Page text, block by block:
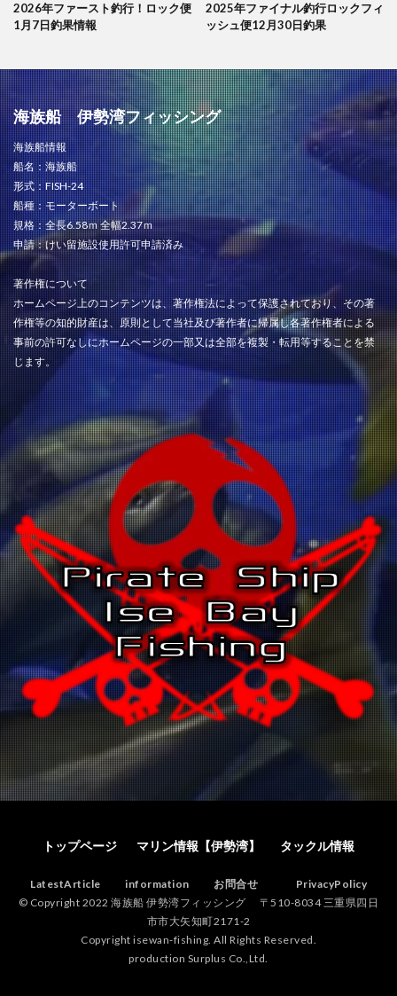
2026年ファースト釣行！ロック便
1月7日釣果情報
2025年ファイナル釣行ロックフィ
ッシュ便12月30日釣果
海族船 伊勢湾フィッシング
海族船情報
船名：海族船
形式：FISH-24
船種：モーターボート
規格：全長6.58ｍ 全幅2.37ｍ
申請：けい留施設使用許可申請済み
著作権について
ホームページ上のコンテンツは、著作権法によって保護されており、その著
作権等の知的財産は、原則として当社及び著作者に帰属し各著作権者による
事前の許可なしにホームページの一部又は全部を複製・転用等することを禁
じます。
トップページ マリン情報【伊勢湾】 タックル情報
LatestArticle information お問合せ
PrivacyPolicy
© Copyright 2022 海族船 伊勢湾フィッシング 〒510-8034 三重県四日
市市大矢知町2171-2
Copyright isewan-fishing. All Rights Reserved.
production Surplus Co.,Ltd.